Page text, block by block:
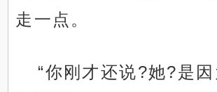
走一点。
“你刚才还说?她?是